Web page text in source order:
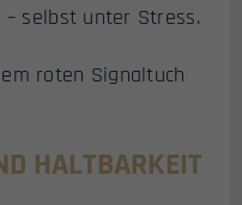
selbst unter Stress.
HALTBARKEIT